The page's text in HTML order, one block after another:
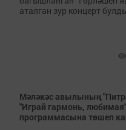
аталган зур концерт
Мәләкәс авылының
"Играй гармонь,
программасына төшеп